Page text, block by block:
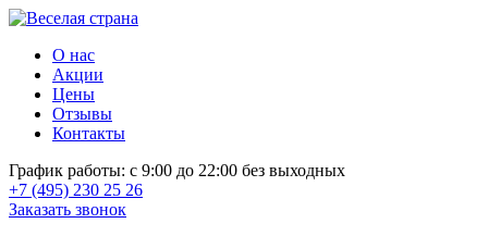
О нас
Акции
Цены
Отзывы
Контакты
График работы: с 9:00 до 22:00 без выходных
+7 (495) 230 25 26
Заказать звонок